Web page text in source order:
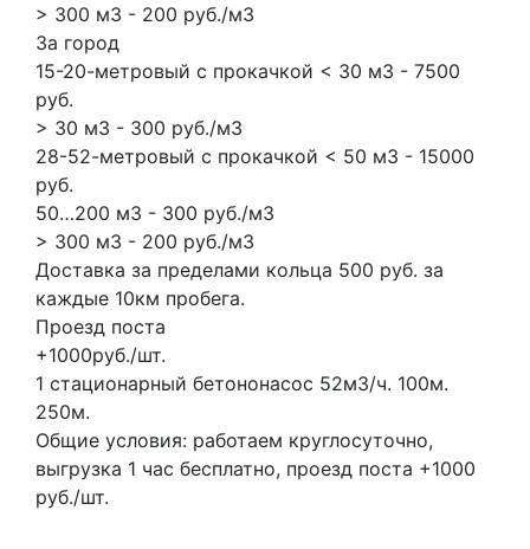
> 300 м3 - 200 руб./м3
За город
15-20-метровый с прокачкой < 30 м3 - 7500
руб.
> 30 м3 - 300 руб./м3
28-52-метровый с прокачкой < 50 м3 - 15000
руб.
50…200 м3 - 300 руб./м3
> 300 м3 - 200 руб./м3
Доставка за пределами кольца 500 руб. за
каждые 10км пробега.
Проезд поста
+1000руб./шт.
1 стационарный бетононасос 52м3/ч. 100м.
250м.
Общие условия: работаем круглосуточно,
выгрузка 1 час бесплатно, проезд поста +1000
руб./шт.